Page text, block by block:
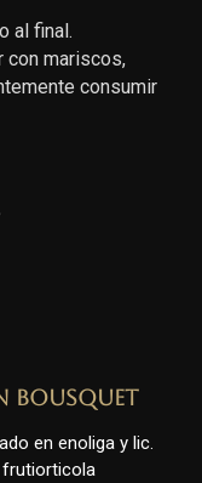
al final.
con mariscos,
consumir
Bousquet
en enoliga y lic.
frutiorticola